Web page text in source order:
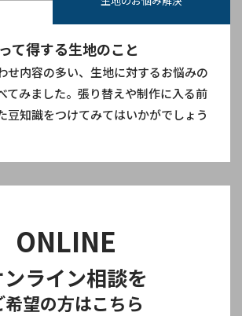
て得する生地のこと
せ内容の多い、生地に対するお悩みの
てみました。張り替えや制作に入る前
豆知識をつけてみてはいかがでしょう
ONLINE
ライン相談を
希望の方はこちら